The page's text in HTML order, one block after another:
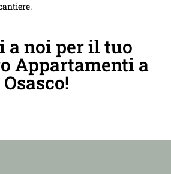
a noi per il tuo
Appartamenti a
Osasco!